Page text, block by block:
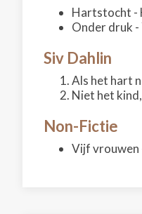
Hartstocht -
Onder druk
Siv Dahlin
Als het hart
Niet het
Non-Fictie
Vijf vrouwen